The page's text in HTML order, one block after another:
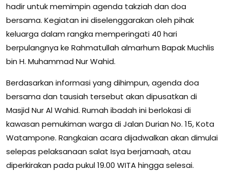
hadir untuk memimpin agenda takziah dan doa
bersama. Kegiatan ini diselenggarakan oleh pihak
keluarga dalam rangka memperingati 40 hari
berpulangnya ke Rahmatullah almarhum Bapak Muchlis
bin H. Muhammad Nur Wahid.
Berdasarkan informasi yang dihimpun, agenda doa
bersama dan tausiah tersebut akan dipusatkan di
Masjid Nur Al Wahid. Rumah ibadah ini berlokasi di
kawasan pemukiman warga di Jalan Durian No. 15, Kota
Watampone. Rangkaian acara dijadwalkan akan dimulai
selepas pelaksanaan salat Isya berjamaah, atau
diperkirakan pada pukul 19.00 WITA hingga selesai.